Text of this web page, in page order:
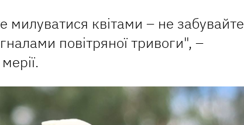
милуватися квітами – не забувайте
повітряної тривоги", –